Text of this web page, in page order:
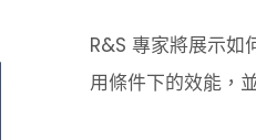
R&S 專家將展示
用條件下的效能，